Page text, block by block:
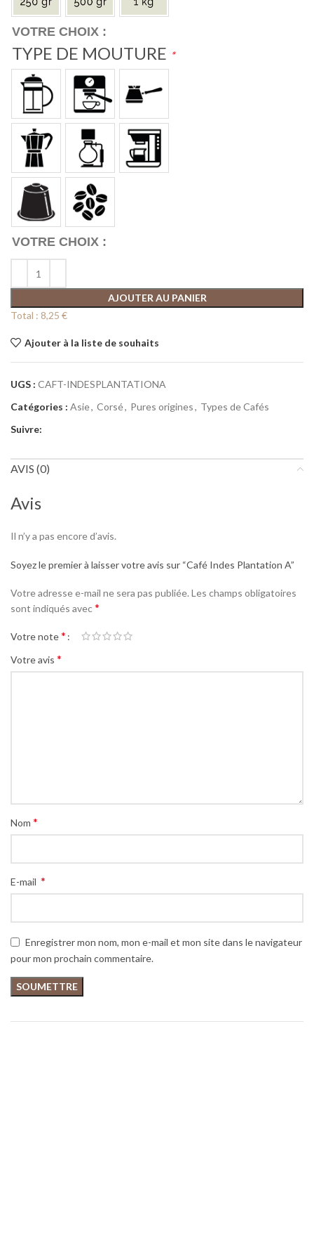
TYPE DE MOUTURE *
AJOUTER AU PANIER
Total : 8,25 €
Ajouter à la liste de souhaits
UGS : CAFT-INDESPLANTATIONA
Catégories : Asie, Corsé, Pures origines, Types de Cafés
Suivre:
AVIS (0)
Avis
Il n’y a pas encore d’avis.
Soyez le premier à laisser votre avis sur “Café Indes Plantation A”
Votre adresse e-mail ne sera pas publiée. Les champs obligatoires
sont indiqués avec*
Votre note*
Votre avis *
Nom *
E-mail *
Enregistrer mon nom, mon e-mail et mon site dans le navigateur
pour mon prochain commentaire.